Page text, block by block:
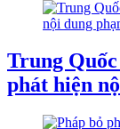
Trung
phát hiện